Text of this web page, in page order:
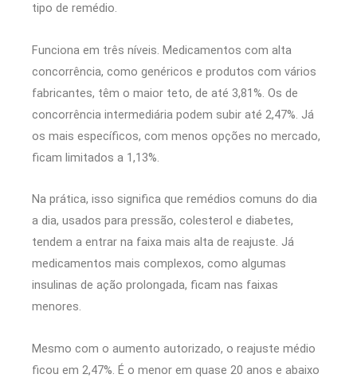
tipo de remédio.
Funciona em três níveis. Medicamentos com alta
concorrência, como genéricos e produtos com vários
fabricantes, têm o maior teto, de até 3,81%. Os de
concorrência intermediária podem subir até 2,47%. Já
os mais específicos, com menos opções no mercado,
ficam limitados a 1,13%.
Na prática, isso significa que remédios comuns do dia
a dia, usados para pressão, colesterol e diabetes,
tendem a entrar na faixa mais alta de reajuste. Já
medicamentos mais complexos, como algumas
insulinas de ação prolongada, ficam nas faixas
menores.
Mesmo com o aumento autorizado, o reajuste médio
ficou em 2,47%. É o menor em quase 20 anos e abaixo